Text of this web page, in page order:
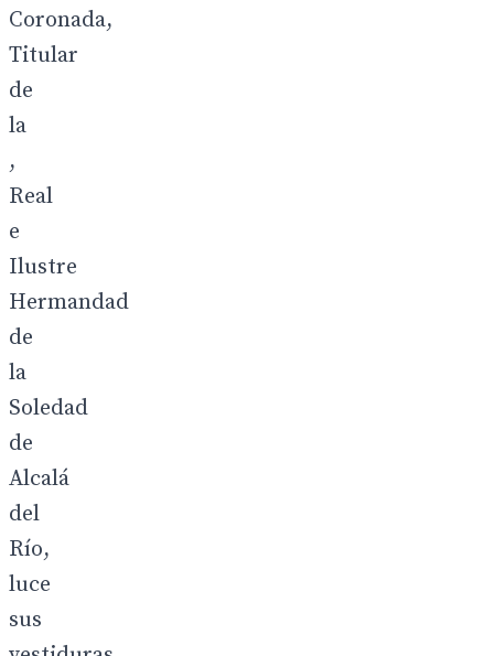
Coronada,
Titular
de
la
,
Real
e
Ilustre
Hermandad
de
la
Soledad
de
Alcalá
del
Río,
luce
sus